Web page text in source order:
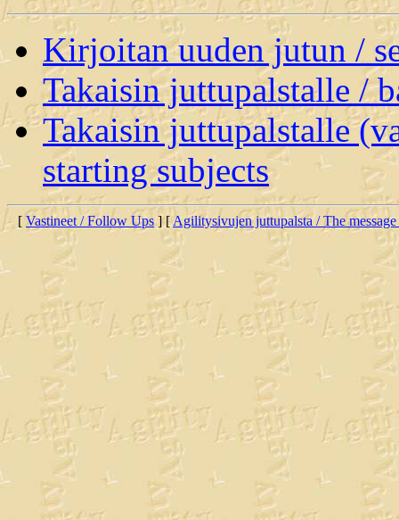
Kirjoitan uuden jutun /
Takaisin juttupalstalle /
Takaisin juttupalstalle
starting subjects
[ Vastineet / Follow Ups ] [Agilitysivujen juttupalsta / The